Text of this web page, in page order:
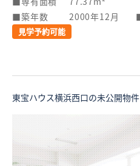
築年数
2000年12月
見学予約可能
東宝ハウス横浜西口の未公開物件